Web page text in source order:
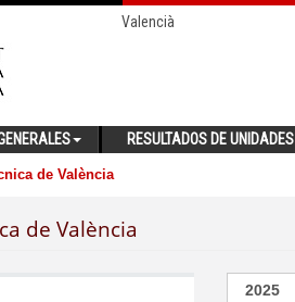
Valencià
RESULTADOS DE UNIDADES
de València
de València